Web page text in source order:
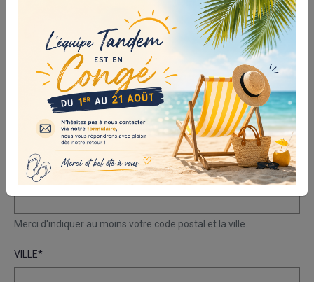
TÉLÉPHONE
COURRIEL
ADRESSE
Merci d'indiquer au moins votre code postal et la ville.
VILLE